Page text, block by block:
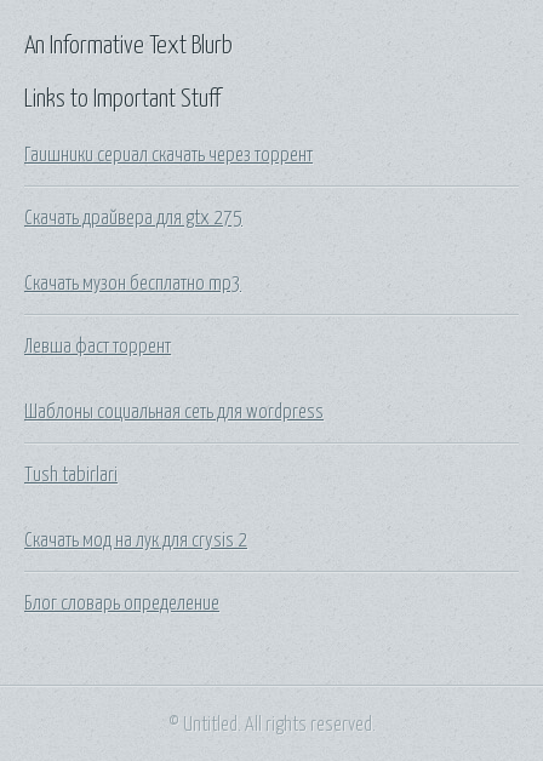
Links to Important Stuff
Гаишники сериал скачать через торрент
Скачать драйвера для gtx 275
Скачать музон бесплатно mp3
Левша фаст торрент
Шаблоны социальная сеть для wordpress
Tush tabirlari
Скачать мод на лук для crysis 2
Блог словарь определение
An Informative Text Blurb
© Untitled. All rights reserved.